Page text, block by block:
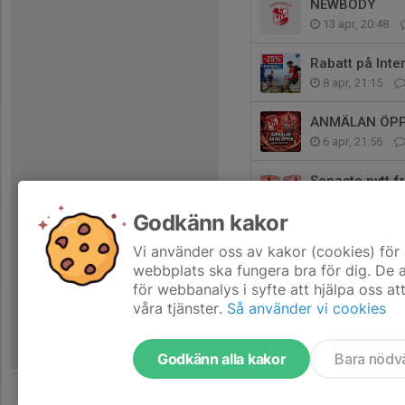
NEWBODY
13 apr, 20:48
Rabatt på
8 apr, 21:15
ANMÄLAN
6 apr, 21:56
Senaste nytt
21 mar, 20:53
Godkänn kakor
Vi använder oss av kakor (cookies)
webbplats ska fungera bra för dig. De
för webbanalys i syfte att hjälpa oss
våra tjänster. Så använder vi cookies
Godkänn alla kakor Bara